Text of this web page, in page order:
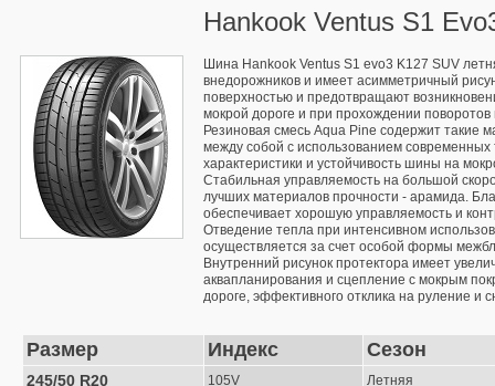
Hankook Ventus S1
Шина Hankook Ventus S1 evo3 K127 SUV
внедорожников и имеет асимметричный
поверхностью и предотвращают
мокрой дороге и при прохождении
Резиновая смесь Aqua Pine содержит такие
между собой с использованием современных
характеристики и устойчивость шины на
Стабильная управляемость на большой
лучших материалов прочности - арамида.
обеспечивает хорошую управляемость и
Отведение тепла при интенсивном
осуществляется за счет особой формы
Внутренний рисунок протектора имеет
аквапланирования и сцепление с мокрым
дороге, эффективного отклика на руление и
Размер Индекс Сезон
245/50 R20 105V Летняя